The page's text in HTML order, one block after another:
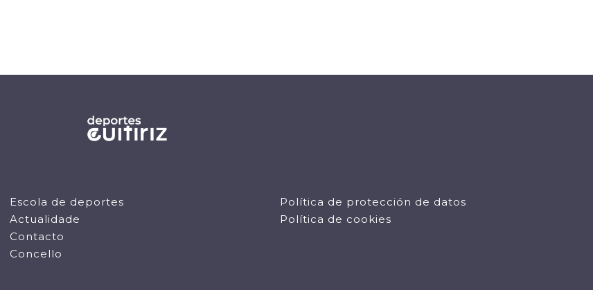
Escola de deportes
Actualidade
Contacto
Concello
Política de protección de datos
Política de cookies